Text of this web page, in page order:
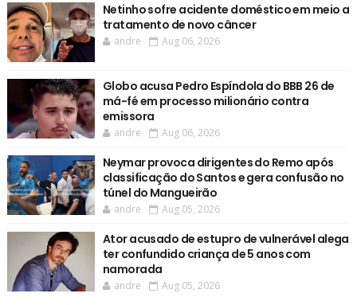
Netinho sofre acidente doméstico em meio a
tratamento de novo câncer
andre Aug 06, 2026
Globo acusa Pedro Espíndola do BBB 26 de
má-fé em processo milionário contra
emissora
andre Aug 06, 2026
Neymar provoca dirigentes do Remo após
classificação do Santos e gera confusão no
túnel do Mangueirão
andre Aug 05, 2026
Ator acusado de estupro de vulnerável alega
ter confundido criança de 5 anos com
namorada
andre Aug 05, 2026